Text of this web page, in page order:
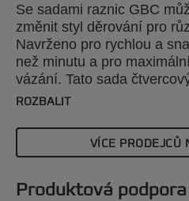
Se sadami raznic GBC
změnit styl děrování pro
Navrženo pro rychlou a
než minutu a pro
vázání. Tato sada
vazbu 3:1 je kompatibilní s
škálu vzorů děrování,
vaše projekty stylově a s
ROZBALIT
VÍCE PRODEJCŮ
Produktová podpora